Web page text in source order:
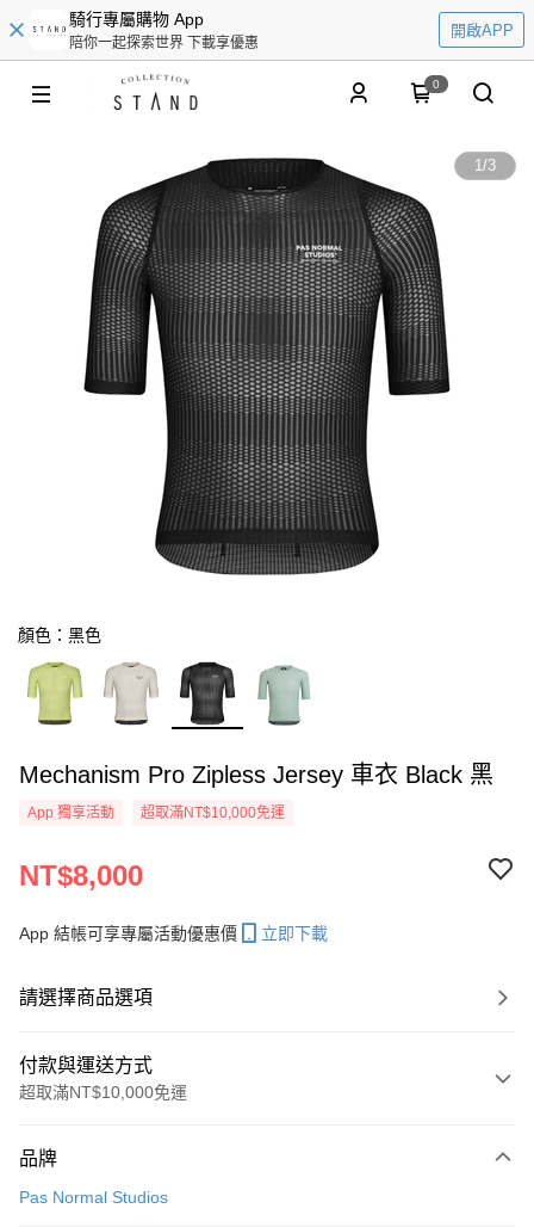
騎行專屬購物 App
陪你一起探索世界 下載享優惠
開啟APP
0
1/3
顏色：黑色
Mechanism Pro Zipless Jersey 車衣 Black 黑
App 獨享活動 超取滿NT$10,000免運
NT$8,000
App 結帳可享專屬活動優惠價 立即下載
請選擇商品選項
付款與運送方式
超取滿NT$10,000免運
信用卡一次付款
品牌
Pas Normal Studios